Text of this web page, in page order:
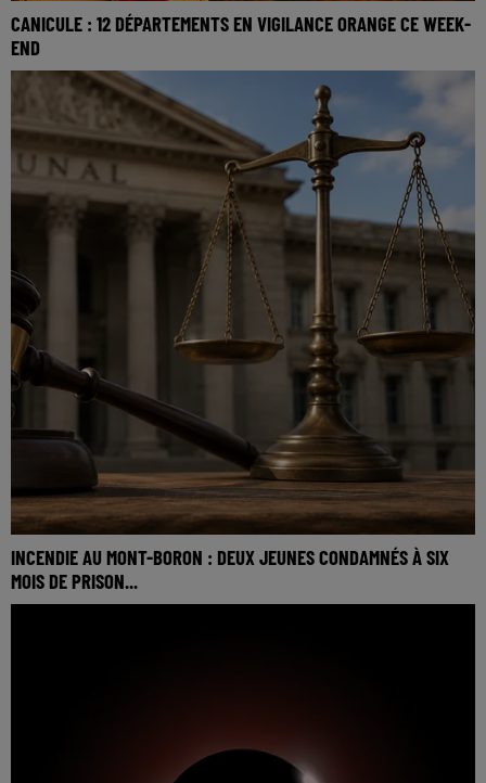
CANICULE : 12 DÉPARTEMENTS EN VIGILANCE ORANGE CE WEEK-
END
INCENDIE AU MONT-BORON : DEUX JEUNES CONDAMNÉS À SIX
MOIS DE PRISON...